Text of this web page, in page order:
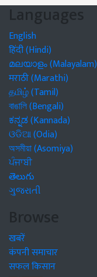
Languages
English
हिंदी (Hindi)
മലയാളം (Malayalam)
मराठी (Marathi)
தமிழ் (Tamil)
বাঙালি (Bengali)
ಕನ್ನಡ (Kannada)
ଓଡିଆ (Odia)
অসমীয়া (Asomiya)
ਪੰਜਾਬੀ
తెలుగు
ગુજરાતી
Browse
खबरें
कंपनी समाचार
सफल किसान